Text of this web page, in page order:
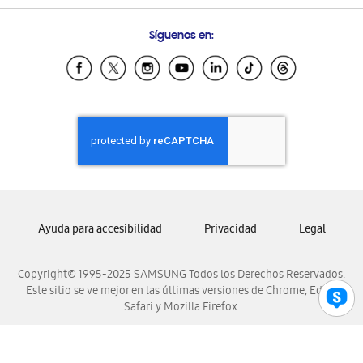
Samsung Ecuador
Samsung El Salvador
Samsung Honduras
Samsung Nicaragua
Samsung Panamá
Samsung Venezuela
Síguenos en:
Copyright© 1995-2025 SAMSUNG Todos los Derechos Reservados.
Este sitio se ve mejor en las últimas versiones de Chrome, Edge,
Safari y Mozilla Firefox.
Ayuda para accesibilidad Privacidad Legal